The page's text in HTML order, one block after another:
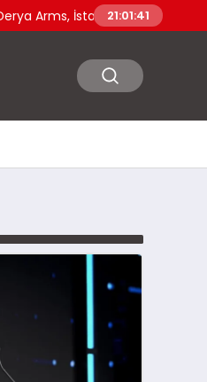
İstanbul Prohunt 2026’da
21:01:42